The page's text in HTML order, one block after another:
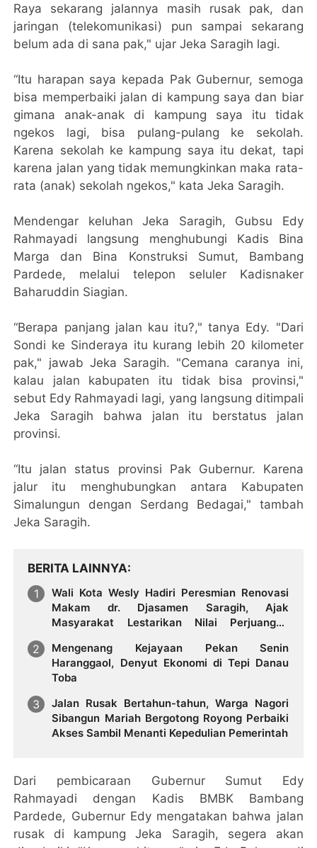
Raya sekarang jalannya masih rusak pak, dan
jaringan (telekomunikasi) pun sampai sekarang
belum ada di sana pak," ujar Jeka Saragih lagi.
“Itu harapan saya kepada Pak Gubernur, semoga
bisa memperbaiki jalan di kampung saya dan biar
gimana anak-anak di kampung saya itu tidak
ngekos lagi, bisa pulang-pulang ke sekolah.
Karena sekolah ke kampung saya itu dekat, tapi
karena jalan yang tidak memungkinkan maka rata-
rata (anak) sekolah ngekos," kata Jeka Saragih.
Mendengar keluhan Jeka Saragih, Gubsu Edy
Rahmayadi langsung menghubungi Kadis Bina
Marga dan Bina Konstruksi Sumut, Bambang
Pardede, melalui telepon seluler Kadisnaker
Baharuddin Siagian.
“Berapa panjang jalan kau itu?," tanya Edy. "Dari
Sondi ke Sinderaya itu kurang lebih 20 kilometer
pak," jawab Jeka Saragih. "Cemana caranya ini,
kalau jalan kabupaten itu tidak bisa provinsi,"
sebut Edy Rahmayadi lagi, yang langsung ditimpali
Jeka Saragih bahwa jalan itu berstatus jalan
provinsi.
“Itu jalan status provinsi Pak Gubernur. Karena
jalur itu menghubungkan antara Kabupaten
Simalungun dengan Serdang Bedagai," tambah
Jeka Saragih.
BERITA LAINNYA
Wali Kota Wesly Hadiri Peresmian Renovasi
Makam dr. Djasamen Saragih, Ajak
Masyarakat Lestarikan Nilai Perjuangan
Mengenang Kejayaan Pekan Senin
Haranggaol, Denyut Ekonomi di Tepi Danau
Toba
Jalan Rusak Bertahun-tahun, Warga Nagori
Sibangun Mariah Bergotong Royong Perbaiki
Akses Sambil Menanti Kepedulian Pemerintah
Dari pembicaraan Gubernur Sumut Edy
Rahmayadi dengan Kadis BMBK Bambang
Pardede, Gubernur Edy mengatakan bahwa jalan
rusak di kampung Jeka Saragih, segera akan